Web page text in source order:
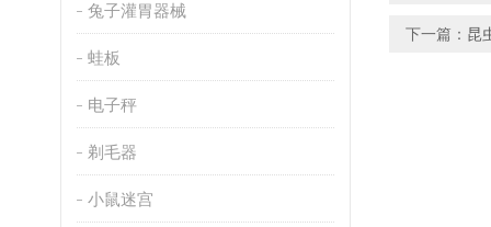
兔子灌胃器械
蛙板
电子秤
剃毛器
小鼠迷宫
下一篇： 昆